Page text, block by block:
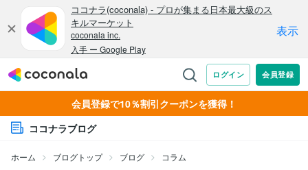
会員登録で10％割引クーポンを獲得！
ココナラブログ
ホーム ブログトップ ブログ コラム